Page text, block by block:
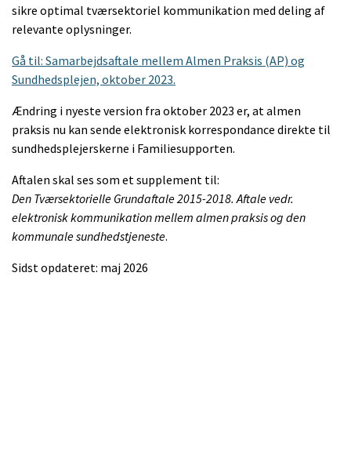
sikre optimal tværsektoriel kommunikation med deling af
relevante oplysninger.
Gå til: Samarbejdsaftale mellem Almen Praksis (AP) og
Sundhedsplejen, oktober 2023.
Ændring i nyeste version fra oktober 2023 er, at almen
praksis nu kan sende elektronisk korrespondance direkte til
sundhedsplejerskerne i Familiesupporten.
Aftalen skal ses som et supplement til:
Den Tværsektorielle Grundaftale 2015-2018. Aftale vedr.
elektronisk kommunikation mellem almen praksis og den
kommunale sundhedstjeneste.
Sidst opdateret: maj 2026